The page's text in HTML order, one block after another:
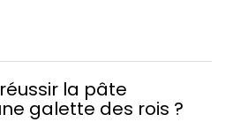
la pâte
galette des rois ?